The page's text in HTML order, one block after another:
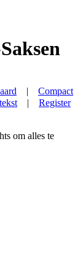
| Compact
| Register
om alles te